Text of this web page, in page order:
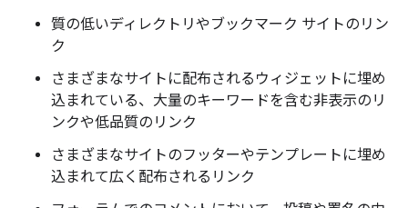
質の低いディレクトリやブックマーク サイトのリン
ク
さまざまなサイトに配布されるウィジェットに埋め
込まれている、大量のキーワードを含む非表示のリ
ンクや低品質のリンク
さまざまなサイトのフッターやテンプレートに埋め
込まれて広く配布されるリンク